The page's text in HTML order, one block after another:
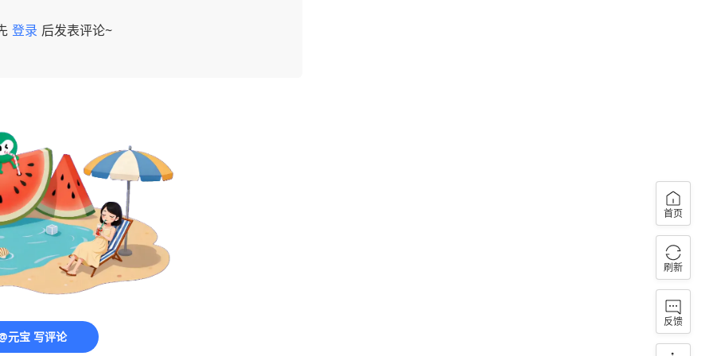
登录 后发表评论~
元宝 写评论
首页
刷新
反馈